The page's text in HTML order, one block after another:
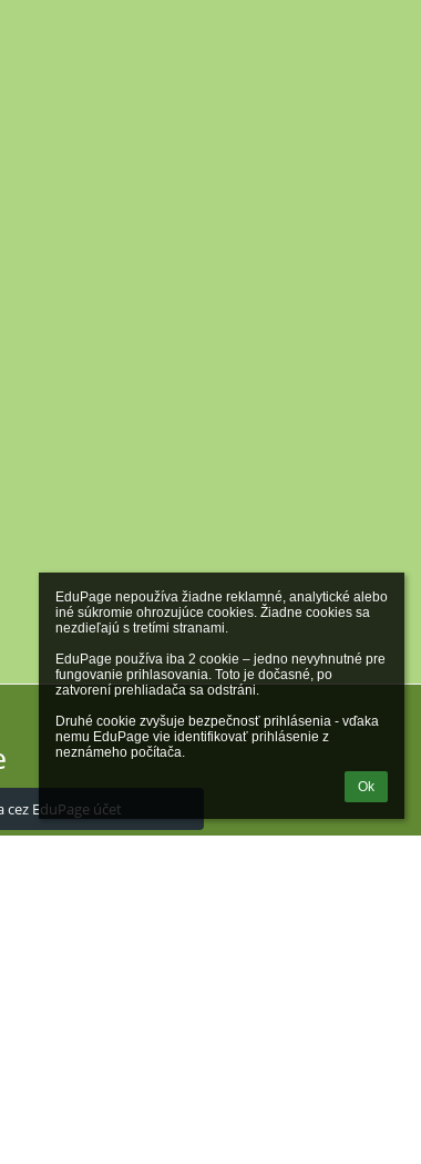
EduPage nepoužíva žiadne reklamné, analytické alebo
iné súkromie ohrozujúce cookies. Žiadne cookies sa
nezdieľajú s tretími stranami.
EduPage používa iba 2 cookie – jedno nevyhnutné pre
fungovanie prihlasovania. Toto je dočasné, po
zatvorení prehliadača sa odstráni.
Druhé cookie zvyšuje bezpečnosť prihlásenia - vďaka
nemu EduPage vie identifikovať prihlásenie z
neznámeho počítača.
Ok
cez EduPage účet